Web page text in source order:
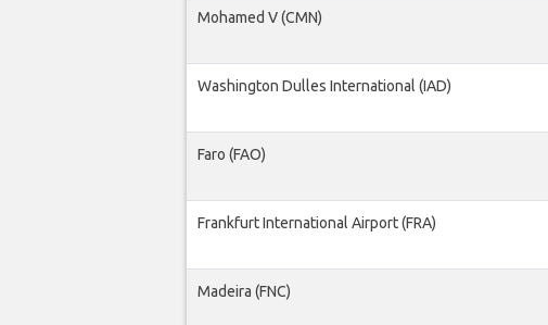
Mohamed V (CMN)
Washington Dulles International (IAD)
Faro (FAO)
Frankfurt International Airport (FRA)
Madeira (FNC)